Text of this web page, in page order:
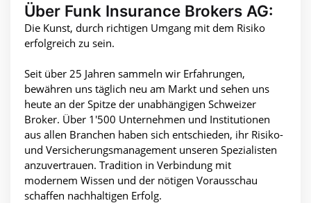
Über Funk Insurance Brokers AG:
Die Kunst, durch richtigen Umgang mit dem Risiko
erfolgreich zu sein.
Seit über 25 Jahren sammeln wir Erfahrungen,
bewähren uns täglich neu am Markt und sehen uns
heute an der Spitze der unabhängigen Schweizer
Broker. Über 1'500 Unternehmen und Institutionen
aus allen Branchen haben sich entschieden, ihr Risiko-
und Versicherungsmanagement unseren Spezialisten
anzuvertrauen. Tradition in Verbindung mit
modernem Wissen und der nötigen Vorausschau
schaffen nachhaltigen Erfolg.